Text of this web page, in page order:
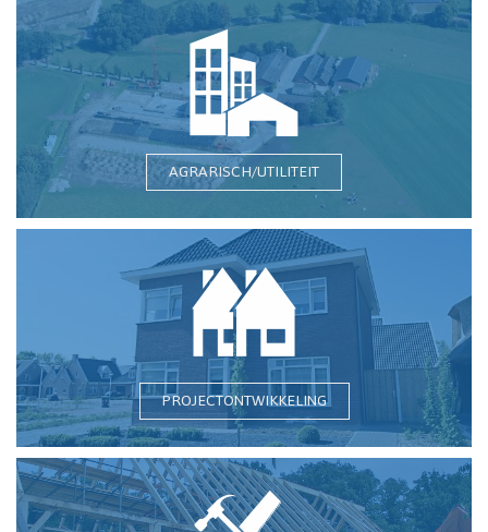
AGRARISCH/UTILITEIT
PROJECTONTWIKKELING